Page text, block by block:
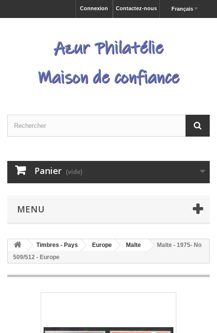
Français
Contactez-nous
Connexion
Panier (vide)
MENU
Timbres - Pays Europe Malte
Malte - 1975- No
509/512 - Europe